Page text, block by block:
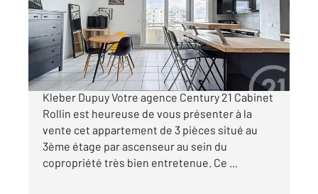
Appartement T3 à vendre
225 000 €
BORDEAUX - CHARTRONS Rue du Capitaine
Kleber Dupuy Votre agence Century 21 Cabinet
Rollin est heureuse de vous présenter à la
vente cet appartement de 3 pièces situé au
3ème étage par ascenseur au sein du
copropriété très bien entretenue. Ce ...